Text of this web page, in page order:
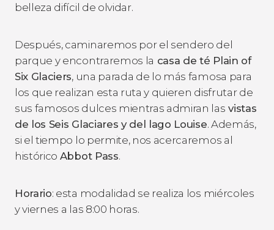
belleza difícil de olvidar.
Después, caminaremos por el sendero del
parque y encontraremos la casa de té Plain of
Six Glaciers, una parada de lo más famosa para
los que realizan esta ruta y quieren disfrutar de
sus famosos dulces mientras admiran las vistas
de los Seis Glaciares y del lago Louise. Además,
si el tiempo lo permite, nos acercaremos al
histórico Abbot Pass.
Horario: esta modalidad se realiza los miércoles
y viernes a las 8:00 horas.